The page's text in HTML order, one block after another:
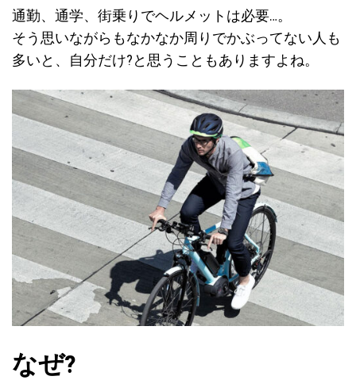
通勤、通学、街乗りでヘルメットは必要…。
そう思いながらもなかなか周りでかぶってない人も
多いと、自分だけ?と思うこともありますよね。
なぜ?